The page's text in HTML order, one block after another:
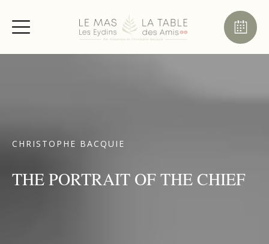
CHRISTOPHE BACQUIE
THE PORTRAIT OF THE CHIEF